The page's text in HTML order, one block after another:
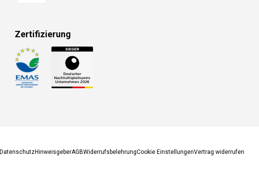
Zertifizierung
Zahlungsmethoden
DatenschutzHinweisgeberAGBWiderrufsbelehrungCookie EinstellungenVertrag widerrufen